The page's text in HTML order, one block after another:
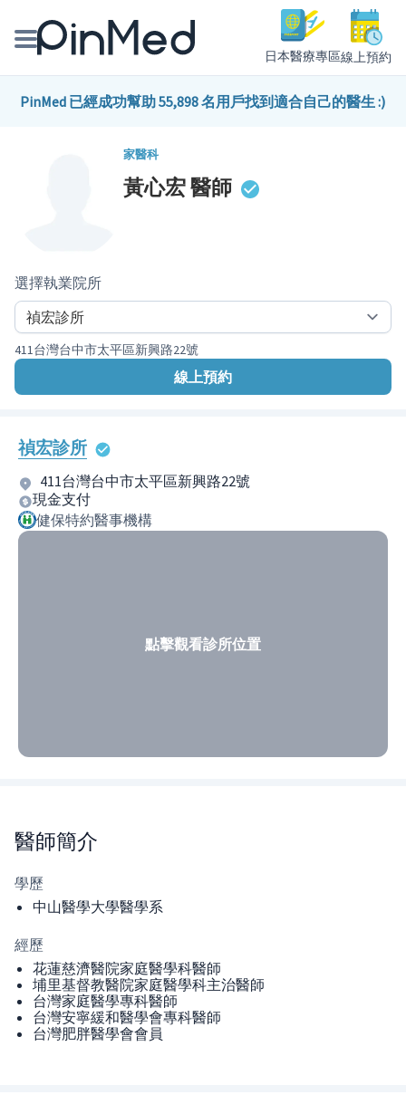
日本醫療專區線上預約
線上預約醫師、院所
PinMed 已經成功幫助 55,898 名用戶找到適合自己的醫生 :)
家醫科
黃心宏醫師
選擇執業院所
411台灣台中市太平區新興路22號
線上預約
禎宏診所
411台灣台中市太平區新興路22號
現金支付
健保特約醫事機構
點擊觀看診所位置
醫師簡介
學歷
中山醫學大學醫學系
經歷
花蓮慈濟醫院家庭醫學科醫師
埔里基督教醫院家庭醫學科主治醫師
台灣家庭醫學專科醫師
台灣安寧緩和醫學會專科醫師
台灣肥胖醫學會會員